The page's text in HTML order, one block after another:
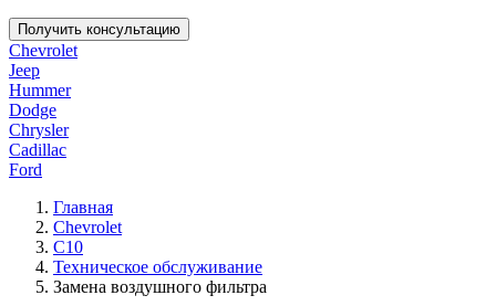
Получить консультацию
Chevrolet
Jeep
Hummer
Dodge
Chrysler
Cadillac
Ford
Главная
Chevrolet
C10
Техническое обслуживание
Замена воздушного фильтра